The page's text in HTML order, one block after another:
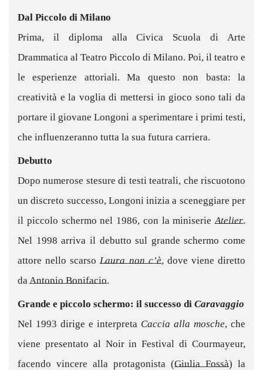
Dal Piccolo di Milano
Prima, il diploma alla Civica Scuola di Arte
Drammatica al Teatro Piccolo di Milano. Poi, il teatro e
le esperienze attoriali. Ma questo non basta: la
creatività e la voglia di mettersi in gioco sono tali da
portare il giovane Longoni a sperimentare i primi testi,
che influenzeranno tutta la sua futura carriera.
Debutto
Dopo numerose stesure di testi teatrali, che riscuotono
un discreto successo, Longoni inizia a sceneggiare per
il piccolo schermo nel 1986, con la miniserie Atelier.
Nel 1998 arriva il debutto sul grande schermo come
attore nello scarso Laura non c’è, dove viene diretto
da Antonio Bonifacio.
Grande e piccolo schermo: il successo di Caravaggio
Nel 1993 dirige e interpreta Caccia alla mosche, che
viene presentato al Noir in Festival di Courmayeur,
facendo vincere alla protagonista (Giulia Fossà) la